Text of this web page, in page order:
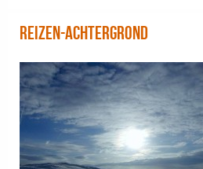
reizen-achtergrond